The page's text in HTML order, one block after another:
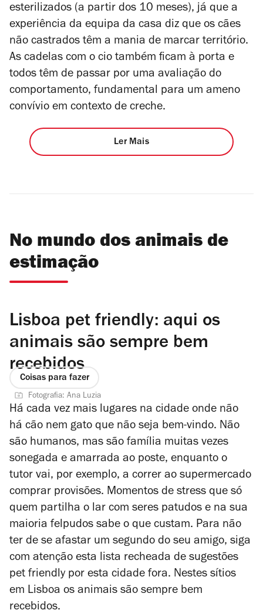
esterilizados (a partir dos 10 meses), já que a
experiência da equipa da casa diz que os cães
não castrados têm a mania de marcar território.
As cadelas com o cio também ficam à porta e
todos têm de passar por uma avaliação do
comportamento, fundamental para um ameno
convívio em contexto de creche.
Ler Mais
No mundo dos animais de
estimação
Lisboa pet friendly: aqui os
animais são sempre bem
recebidos
Coisas para fazer
Fotografia: Ana Luzia
Há cada vez mais lugares na cidade onde não
há cão nem gato que não seja bem-vindo. Não
são humanos, mas são família muitas vezes
sonegada e amarrada ao poste, enquanto o
tutor vai, por exemplo, a correr ao supermercado
comprar provisões. Momentos de stress que só
quem partilha o lar com seres patudos e na sua
maioria felpudos sabe o que custam. Para não
ter de se afastar um segundo do seu amigo, siga
com atenção esta lista recheada de sugestões
pet friendlypor esta cidade fora. Nestes sítios
em Lisboa os animais são sempre bem